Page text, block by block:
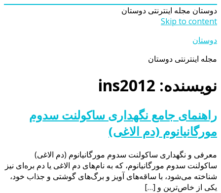
دوستان مجله اینترنتی دوستان
Skip to content
دوستان
مجله اینترنتی دوستان
نویسنده: ins2012
راهنمای جامع نگهداری ساکولنت سدوم
مورگانیانوم (دم الاغی)
معرفی و نگهداری ساکولنت سدوم مورگانیانوم (دم الاغی)
ساکولنت سدوم مورگانیانوم، که به نام‌های دم الاغی یا دم بره‌ای نیز
شناخته می‌شود، با ساقه‌های آویز و برگ‌های گوشتی و جذاب خود،
یکی از خاص‌ترین و […]